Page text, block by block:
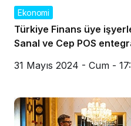
Ekonomi
Türkiye Finans üye
Sanal ve Cep POS
31 Mayıs 2024 - Cum -